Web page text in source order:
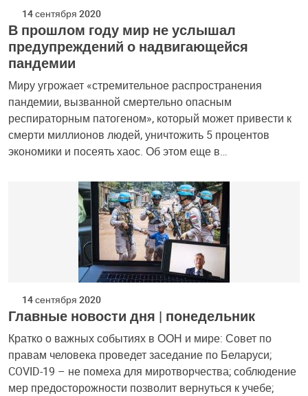
14 сентября 2020
В прошлом году мир не услышал
предупреждений о надвигающейся
пандемии
Миру угрожает «стремительное распространения
пандемии, вызванной смертельно опасным
респираторным патогеном», который может привести к
смерти миллионов людей, уничтожить 5 процентов
экономики и посеять хаос. Об этом еще в…
14 сентября 2020
Главные новости дня | понедельник
Кратко о важных событиях в ООН и мире: Совет по
правам человека проведет заседание по Беларуси;
COVID-19 – не помеха для миротворчества; соблюдение
мер предосторожности позволит вернуться к учебе;